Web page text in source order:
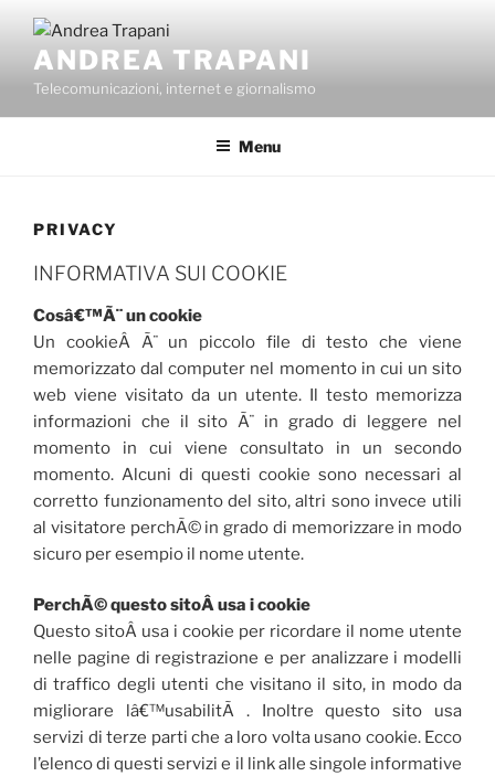
contenuto
ANDREA TRAPANI
Telecomunicazioni, internet e giornalismo
Menu
PRIVACY
INFORMATIVA SUI COOKIE
Cosâ€™Ã¨ un cookie
Un cookieÂ Ã¨ un piccolo file di testo che viene
memorizzato dal computer nel momento in cui un sito
web viene visitato da un utente. Il testo memorizza
informazioni che il sito Ã¨ in grado di leggere nel
momento in cui viene consultato in un secondo
momento. Alcuni di questi cookie sono necessari al
corretto funzionamento del sito, altri sono invece utili
al visitatore perchÃ© in grado di memorizzare in modo
sicuro per esempio il nome utente.
PerchÃ© questo sitoÂ usa i cookie
Questo sitoÂ usa i cookie per ricordare il nome utente
nelle pagine di registrazione e per analizzare i modelli
di traffico degli utenti che visitano il sito, in modo da
migliorare lâ€™usabilitÃ . Inoltre questo sito usa
servizi di terze parti che a loro volta usano cookie. Ecco
l’elenco di questi servizi e il link alle singole informative